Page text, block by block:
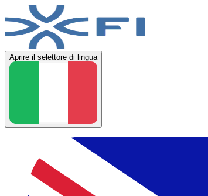
Aprire il selettore di lingua